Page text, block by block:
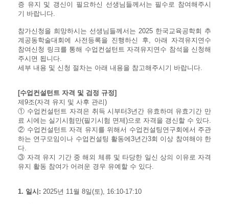
증 유지 및 갱신이 필요하신 선생님들께서는 필수로 참여해주시
기 바랍니다.
참가신청을 희망하시는 선생님들께서는 2025 한국교육공학회 추
계공동학술대회에 사전등록을 진행하신 후, 아래 자격유지연수
참여신청 링크를 통해 수업컨설턴트 자격유지연수 참석을 신청해
주시면 됩니다.
세부 내용 및 신청 절차는 아래 내용을 참고해주시기 바랍니다.
[수업컨설턴트 자격 및 검정 규정]
제9조(자격 유지 및 사후 관리)
① 수업컨설턴트 자격은 취득 시부터3년간 유효하며 유효기간 만
료 시에는 실기시험만(필기시험 면제)으로 자격을 갱신할 수 있다.
② 수업컨설턴트 자격 유지를 위해서 수업컨설팅연구회에서 주관
하는 연구모임이나 수업컨설팅 활동에3년간3회 이상 참여해야 한
다.
③ 자격 유지 기간 중 해외 체류 및 타당한 일신 상의 이유로 자격
유지 활동 참여가 어려운 경우 유예할 수 있다.
1. 일시: 2025년 11월 8일(토), 16:10-17:10